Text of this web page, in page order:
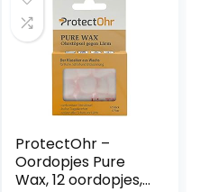
ProtectOhr –
Oordopjes Pure
Wax, 12 oordopjes,